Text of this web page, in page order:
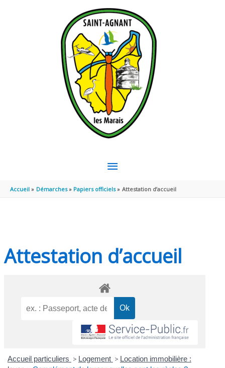
MENU
PRINCIPAL
Accueil Démarches Papiers officiels Attestation d’accueil
Attestation d’accueil
Accueil particuliers > Logement > Location immobilière :